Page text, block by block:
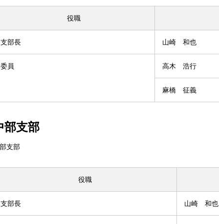
役職
支部長 山崎 和也
委員 高木 浩行
麻橋 征義
部支部
支部
役職
支部長 山崎 和也